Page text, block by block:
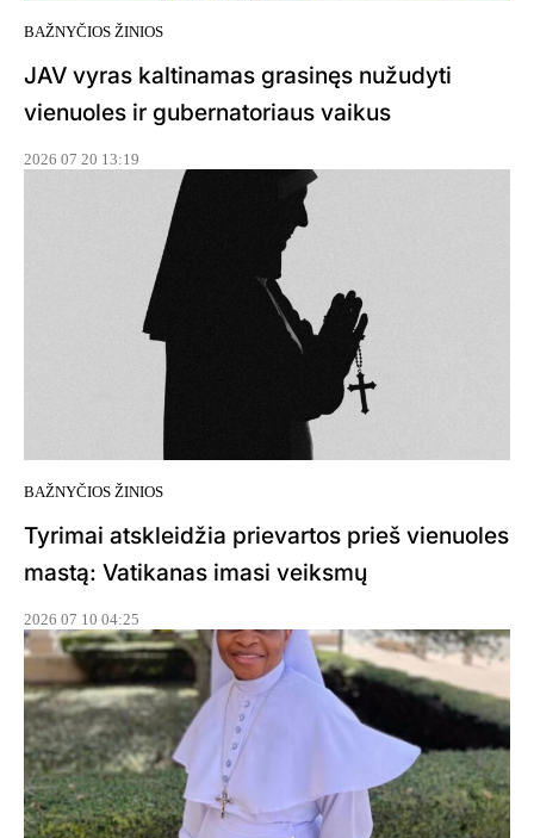
BAŽNYČIOS ŽINIOS
JAV vyras kaltinamas grasinęs nužudyti
vienuoles ir gubernatoriaus vaikus
2026 07 20 13:19
BAŽNYČIOS ŽINIOS
Tyrimai atskleidžia prievartos prieš vienuoles
mastą: Vatikanas imasi veiksmų
2026 07 10 04:25